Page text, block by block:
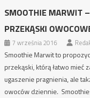
SMOOTHIE MARWIT
PRZEKĄSKI
7 września 2016
Smoothie Marwit to
przekąski, którą łatwo mieć
ugaszenie pragnienia, ale
owoców dziennie.